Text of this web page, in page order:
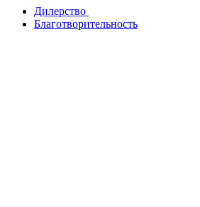
Дилерство
Благотворительность